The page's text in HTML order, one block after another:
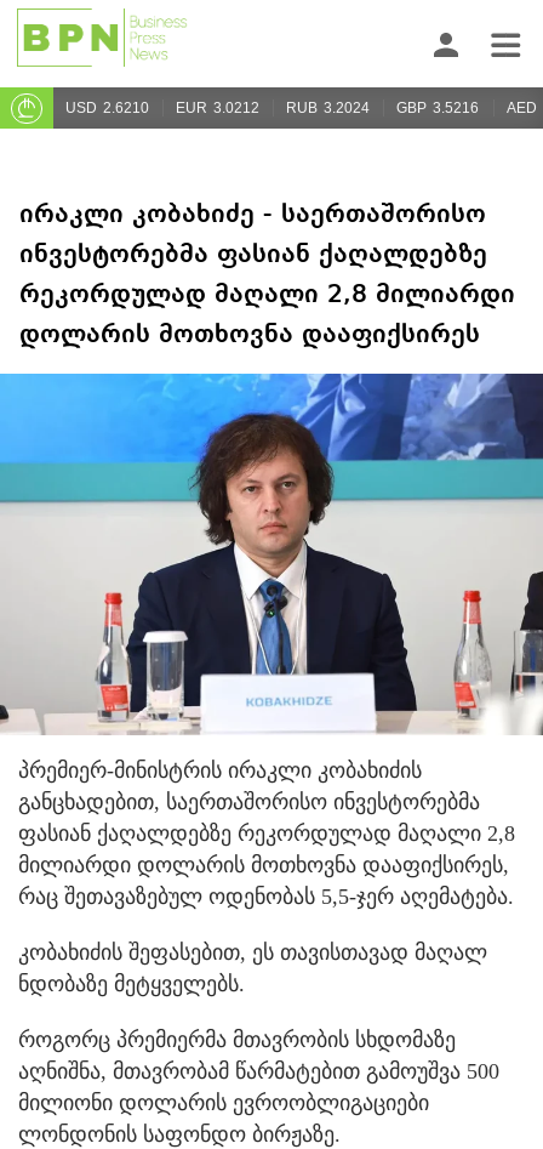
USD 2.6210 EUR 3.0212 RUB 3.2024 GBP 3.5216 AED
ირაკლი კობახიძე - საერთაშორისო
ინვესტორებმა ფასიან ქაღალდებზე
რეკორდულად მაღალი 2,8 მილიარდი
დოლარის მოთხოვნა დააფიქსირეს
პრემიერ-მინისტრის ირაკლი კობახიძის
განცხადებით, საერთაშორისო ინვესტორებმა
ფასიან ქაღალდებზე რეკორდულად მაღალი 2,8
მილიარდი დოლარის მოთხოვნა დააფიქსირეს,
რაც შეთავაზებულ ოდენობას 5,5-ჯერ აღემატება.
კობახიძის შეფასებით, ეს თავისთავად მაღალ
ნდობაზე მეტყველებს.
როგორც პრემიერმა მთავრობის სხდომაზე
აღნიშნა, მთავრობამ წარმატებით გამოუშვა 500
მილიონი დოლარის ევროობლიგაციები
ლონდონის საფონდო ბირჟაზე.